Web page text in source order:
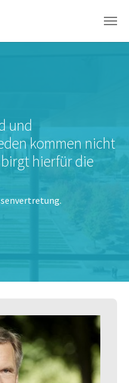
und
kommen nicht
hierfür die